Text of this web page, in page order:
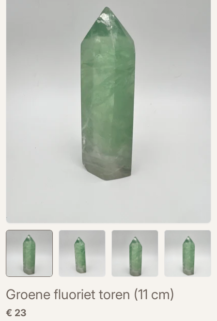
Groene fluoriet toren (11 cm)
Normale
€ 23